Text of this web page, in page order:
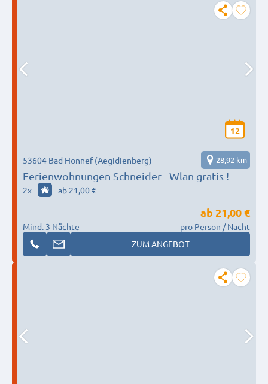
12
Ferienwohnungen Schneider - Wlan gratis !
53604 Bad Honnef (Aegidienberg) 28,92 km
2x ab 21,00 €
Mind. 3 Nächte
ab 21,00 €
pro Person / Nacht
ZUM ANGEBOT